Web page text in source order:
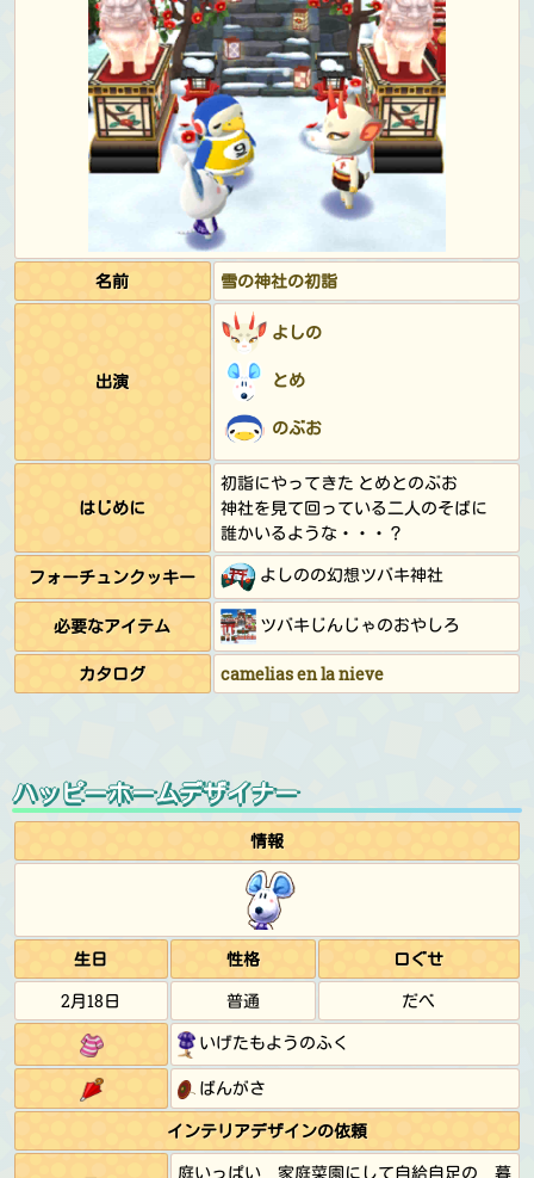
名前 雪の神社の初詣
出演
よしの
とめ
のぶお
はじめに
初詣にやってきた とめとのぶお
神社を見て回っている二人のそばに
誰かいるような・・・？
フォーチュンクッキー
よしのの幻想ツバキ神社
必要なアイテム ツバキじんじゃのおやしろ
カタログ camelias en la nieve
ハッピーホームデザイナー
情報
生日 性格
口ぐせ
2月18日
普通
だべ
いげたもようのふく
ばんがさ
インテリアデザインの依頼
庭いっぱい 家庭菜園にして自給自足の 暮